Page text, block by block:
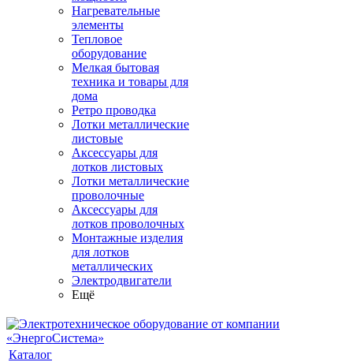
Нагревательные
элементы
Тепловое
оборудование
Мелкая бытовая
техника и товары для
дома
Ретро проводка
Лотки металлические
листовые
Аксессуары для
лотков листовых
Лотки металлические
проволочные
Аксессуары для
лотков проволочных
Монтажные изделия
для лотков
металлических
Электродвигатели
Ещё
Каталог